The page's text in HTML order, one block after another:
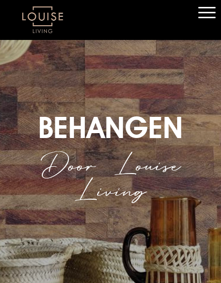
BEHANGEN
Door Louise
Living